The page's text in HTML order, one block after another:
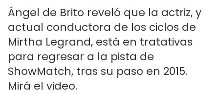
Ángel de Brito reveló que la actriz, y
actual conductora de los ciclos de
Mirtha Legrand, está en tratativas
para regresar a la pista de
ShowMatch, tras su paso en 2015.
Mirá el video.